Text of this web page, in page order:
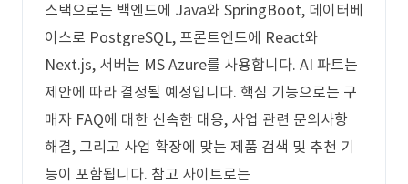
스택으로는 백엔드에 Java와 SpringBoot, 데이터베
이스로 PostgreSQL, 프론트엔드에 React와
Next.js, 서버는 MS Azure를 사용합니다. AI 파트는
제안에 따라 결정될 예정입니다. 핵심 기능으로는 구
매자 FAQ에 대한 신속한 대응, 사업 관련 문의사항
해결, 그리고 사업 확장에 맞는 제품 검색 및 추천 기
능이 포함됩니다. 참고 사이트로는